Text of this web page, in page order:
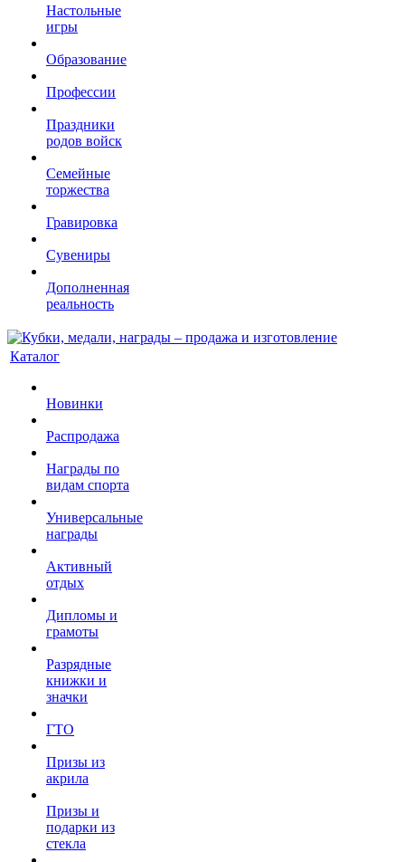
Настольные
игры
Образование
Профессии
Праздники
родов войск
Семейные
торжества
Гравировка
Сувениры
Дополненная
реальность
Каталог
Новинки
Распродажа
Награды по
видам спорта
Универсальные
награды
Активный
отдых
Дипломы и
грамоты
Разрядные
книжки и
значки
ГТО
Призы из
акрила
Призы и
подарки из
стекла